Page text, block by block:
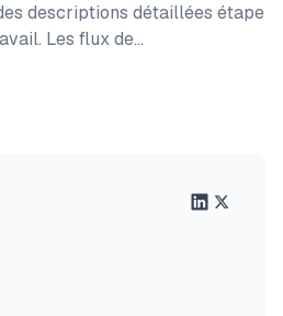
descriptions détaillées étape
Les flux de…